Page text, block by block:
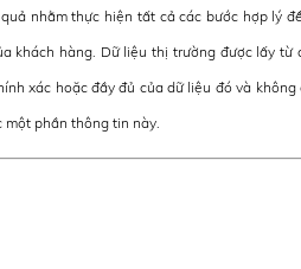
nhằm thực hiện tất cả các bước hợp lý
khách hàng. Dữ liệu thị trường được lấy từ
xác hoặc đầy đủ của dữ liệu đó và
phần thông tin này.